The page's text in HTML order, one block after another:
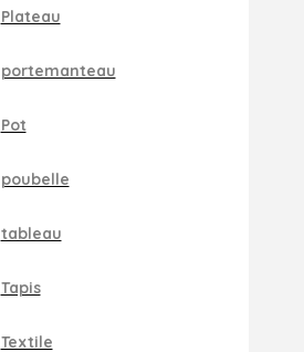
Plateau
portemanteau
Pot
poubelle
tableau
Tapis
Textile